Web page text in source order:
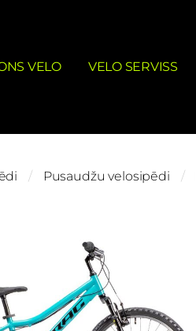
VELO VELO SERVISS
Pusaudžu velosipēdi